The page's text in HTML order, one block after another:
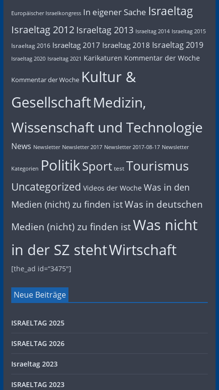
Europäischer Israelkongress In eigener Sache Israeltag
Israeltag 2012 Israeltag 2013 Israeltag 2014 Israeltag 2015
Israeltag 2016 Israeltag 2017 Israeltag 2018 Israeltag 2019
Israeltag 2020 Israeltag 2021 Karikaturen Kommentar der Woche
Kommentar der Woche Kultur &
GesellschaftMedizin,
Wissenschaft und Technologie
News Newsletter Newsletter 2017 Newsletter 2017-08-17 Newsletter
Kategorien PolitikSport test Tourismus
Uncategorized Videos der Woche Was in den
Medien (nicht) zu finden istWas in deutschen
Medien (nicht) zu finden istWas nicht
in der SZ stehtWirtschaft
[the_ad id=“3475″]
Neue Beiträge
ISRAELTAG 2025
ISRAELTAG 2026
Israeltag 2023
ISRAELTAG 2023